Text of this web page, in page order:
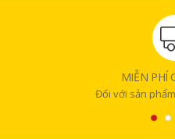
MIỄN PHÍ
Đối với sản